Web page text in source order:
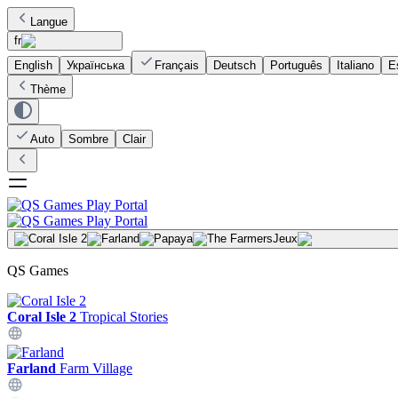
Langue
fr
English
Українська Français Deutsch Português Italiano
Thème
Auto Sombre Clair
Jeux
QS Games
Coral Isle 2 Tropical Stories
Farland Farm Village